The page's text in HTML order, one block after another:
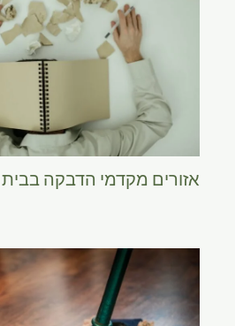
אזורים מקדמי הדבקה